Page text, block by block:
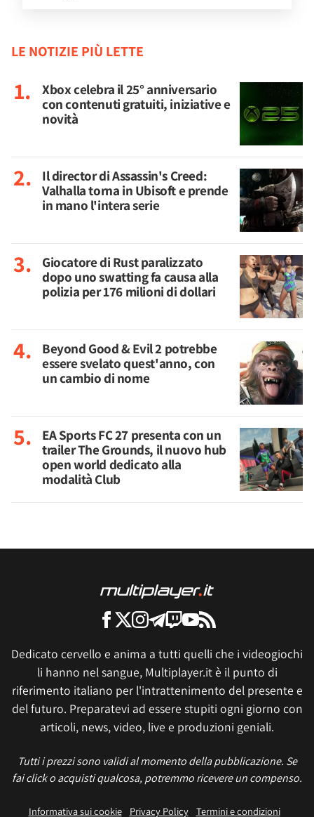
LE NOTIZIE PIÙ LETTE
Xbox celebra il 25° anniversario
con contenuti gratuiti, iniziative e
novità
Il director di Assassin's Creed:
Valhalla torna in Ubisoft e prende
in mano l'intera serie
Giocatore di Rust paralizzato
dopo uno swatting fa causa alla
polizia per 176 milioni di dollari
Beyond Good & Evil 2 potrebbe
essere svelato quest'anno, con
un cambio di nome
EA Sports FC 27 presenta con un
trailer The Grounds, il nuovo hub
open world dedicato alla
modalità Club
Dedicato cervello e anima a tutti quelli che i videogiochi
li hanno nel sangue, Multiplayer.it è il punto di
riferimento italiano per l'intrattenimento del presente e
del futuro. Preparatevi ad essere stupiti ogni giorno con
articoli, news, video, live e produzioni geniali.
Tutti i prezzi sono validi al momento della pubblicazione. Se
fai click o acquisti qualcosa, potremmo ricevere un compenso.
Informativa sui cookie Privacy Policy Termini e condizioni